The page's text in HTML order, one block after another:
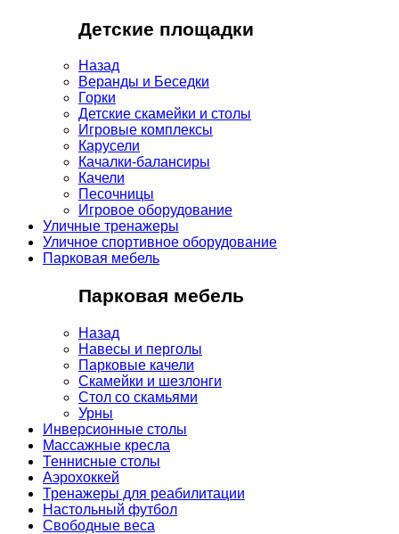
Детские площадки
Назад
Веранды и Беседки
Горки
Детские скамейки и столы
Игровые комплексы
Карусели
Качалки-балансиры
Качели
Песочницы
Игровое оборудование
Уличные тренажеры
Уличное спортивное оборудование
Парковая мебель
Парковая мебель
Назад
Навесы и перголы
Парковые качели
Скамейки и шезлонги
Стол со скамьями
Урны
Инверсионные столы
Массажные кресла
Теннисные столы
Аэрохоккей
Тренажеры для реабилитации
Настольный футбол
Свободные веса